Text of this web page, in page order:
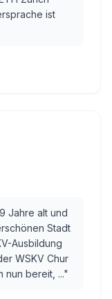
ist
Jahre alt und
Stadt
Ausbildung
WSKV Chur
nun bereit, ..."